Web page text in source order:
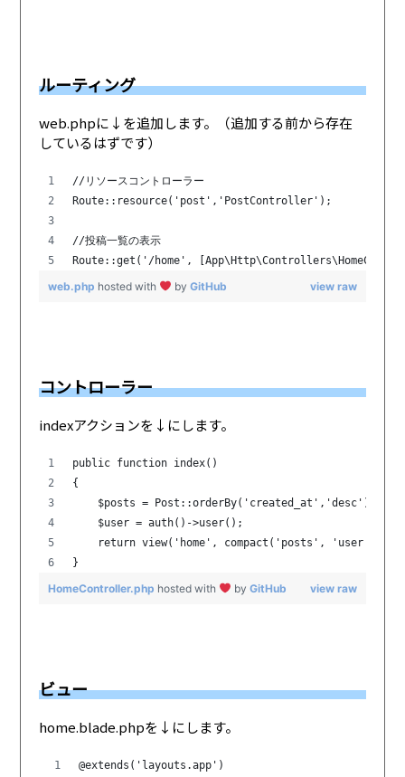
ルーティング
web.phpに↓を追加します。（追加する前から存在
しているはずです）
//リソースコントローラー
Route::resource('post','PostController');
//投稿一覧の表示
Route::get('/home',
view raw
web.php hosted with byGitHub
コントローラー
indexアクションを↓にします。
public function index()
{
$posts = Post::orderBy('created_at','desc')-
    $user = auth()->user();
    return view('home', compact('posts', 'user'));
}
view raw
HomeController.php hosted with byGitHub
ビュー
home.blade.phpを↓にします。
@extends('layouts.app')